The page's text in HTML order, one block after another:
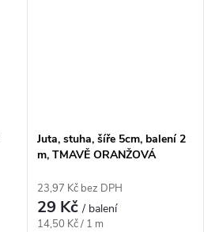
Juta, stuha, šíře 5cm, balení 2
m, TMAVĚ ORANŽOVÁ
23,97 Kč bez DPH
29 Kč/ balení
Měrná
14,50 Kč / 1 m